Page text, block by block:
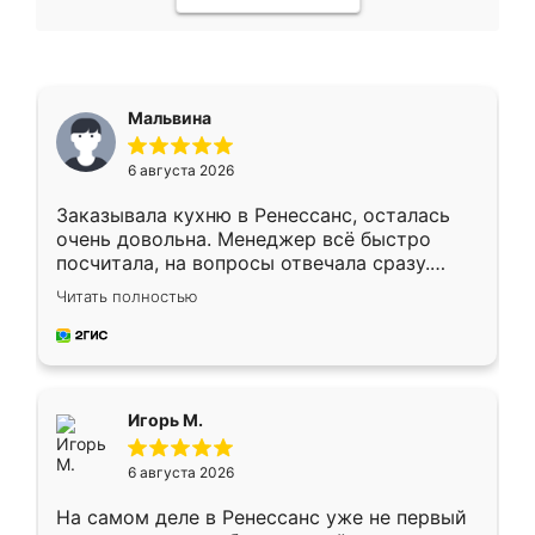
Мальвина
6 августа 2026
Заказывала кухню в Ренессанс, осталась
очень довольна. Менеджер всё быстро
посчитала, на вопросы отвечала сразу.
Замерщик приехал в субботу, подошёл к
делу со всей ответственностью. Собрали
за день, ребята работали аккуратно, даже
Читать полностью
Игорь М.
6 августа 2026
На самом деле в Ренессанс уже не первый